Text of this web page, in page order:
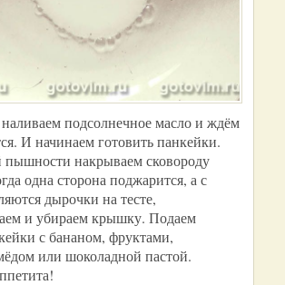
подсолнечное масло и ждём
И начинаем готовить панкейки.
пышности накрываем сковороду
одна сторона поджарится, а с
дырочки на тесте,
и убираем крышку. Подаем
с бананом, фруктами,
или шоколадной пастой.